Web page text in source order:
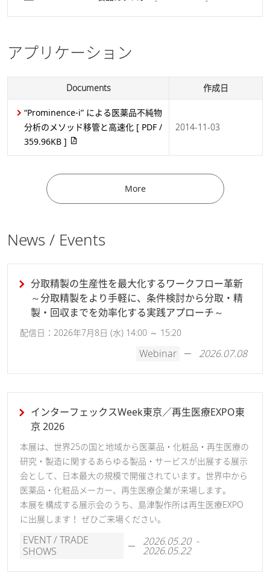
アプリケーション
Documents 作成日
“Prominence-i” による医薬品不純物
分析のメソッド移管と高速化 [ PDF /
359.96KB ]
2014-11-03
More
News / Events
分取精製の生産性を最大化するワークフロー革新
～分取精製をより手軽に、条件検討から分取・精
製・回収までを効率化する実践アプローチ～
配信日：2026年7月8日 (水) 14:00 ～ 15:20
Webinar 2026.07.08
インターフェックスWeek東京／再生医療EXPO東
京 2026
本展は、世界25の国と地域から医薬品・化粧品・再生医療の
研究・製造に関するあらゆる製品・サービスが出展する展示
会として、日本最大の規模で開催されています。世界中から
医薬品・化粧品メーカー、再生医療企業が来場します。
本展を構成する展示会のうち、島津製作所は再生医療EXPO
に出展します！ ぜひご来場ください。
EVENT / TRADE
SHOWS
2026.05.20 -
2026.05.22